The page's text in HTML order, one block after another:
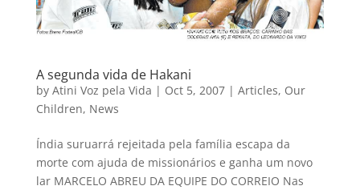
A segunda vida de Hakani
by Atini Voz pela Vida | Oct 5, 2007| Articles, Our
Children, News
Índia suruarrá rejeitada pela família escapa da
morte com ajuda de missionários e ganha um novo
lar MARCELO ABREU DA EQUIPE DO CORREIO Nas